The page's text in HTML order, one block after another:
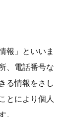
報」といいま
、電話番号な
る情報をさし
とにより個人
。